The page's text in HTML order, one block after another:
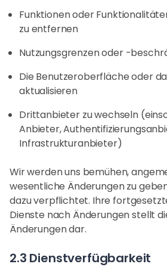
Funktionen oder
zu entfernen
Nutzungsgrenzen oder -
Die Benutzeroberfläche oder
aktualisieren
Drittanbieter zu wechseln
Anbieter,
Infrastrukturanbieter)
Wir werden uns bemühen,
wesentliche Änderungen zu
dazu verpflichtet. Ihre
Dienste nach Änderungen stellt
Änderungen dar.
2.3 Dienstverfügbarkeit